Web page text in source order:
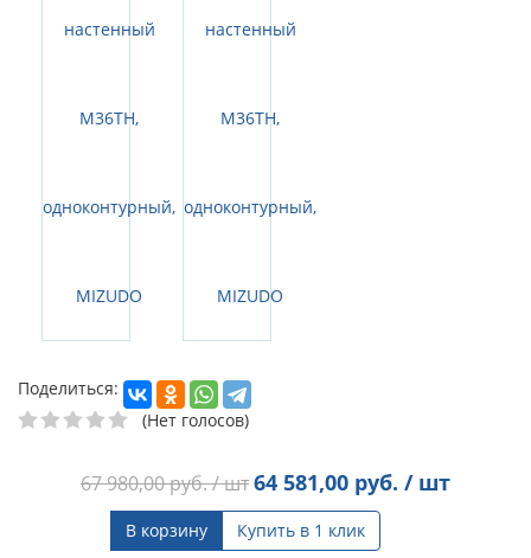
Поделиться:
(Нет голосов)
67 980,00руб. / шт64 581,00 руб. / шт
В корзину Купить в 1 клик